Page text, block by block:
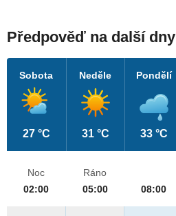
Předpověď na další dny
Sobota
27 °C
Neděle
31 °C
Pondělí
33 °C
Noc
02:00
Ráno
05:00
08:00